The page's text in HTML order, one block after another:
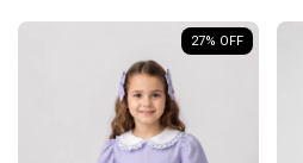
27% OFF